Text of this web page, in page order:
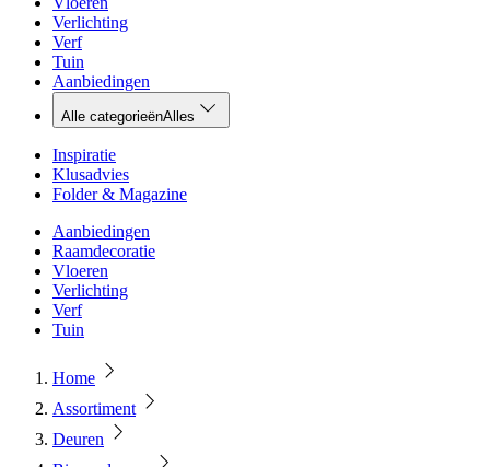
Verlichting
Verf
Tuin
Aanbiedingen
Alle categorieënAlles
Inspiratie
Klusadvies
Folder & Magazine
Aanbiedingen
Raamdecoratie
Vloeren
Verlichting
Verf
Tuin
Home
Assortiment
Deuren